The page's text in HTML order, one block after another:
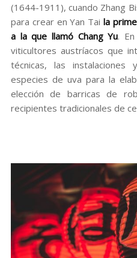
(1644-1911), cuando Zhang
para crear en Yan Tai la
a la que llamó Chang Yu.
viticultores austríacos que
técnicas, las
especies de uva para la
elección de barricas de
recipientes tradicionales de